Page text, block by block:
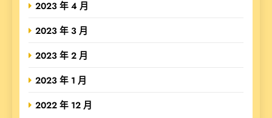
2023 年 4 月
2023 年 3 月
2023 年 2 月
2023 年 1 月
2022 年 12 月